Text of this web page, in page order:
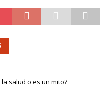
salud o es un mito?